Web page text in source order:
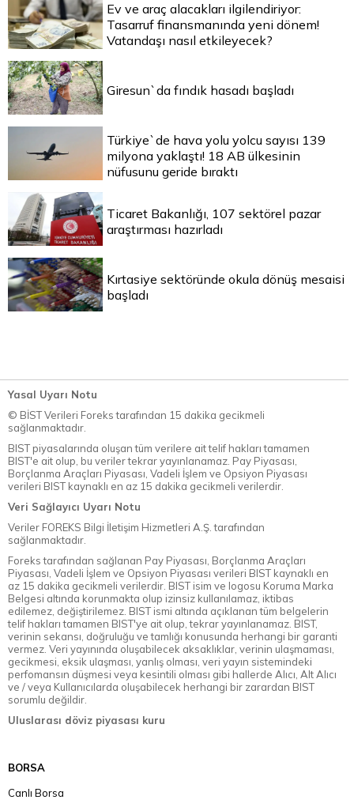
Ev ve araç alacakları ilgilendiriyor:
Tasarruf finansmanında yeni dönem!
Vatandaşı nasıl etkileyecek?
Giresun`da fındık hasadı başladı
Türkiye`de hava yolu yolcu sayısı 139
milyona yaklaştı! 18 AB ülkesinin
nüfusunu geride bıraktı
Ticaret Bakanlığı, 107 sektörel pazar
araştırması hazırladı
Kırtasiye sektöründe okula dönüş mesaisi
başladı
Yasal Uyarı Notu
© BİST Verileri Foreks tarafından 15 dakika gecikmeli
sağlanmaktadır.
BIST piyasalarında oluşan tüm verilere ait telif hakları tamamen
BIST'e ait olup, bu veriler tekrar yayınlanamaz. Pay Piyasası,
Borçlanma Araçları Piyasası, Vadeli İşlem ve Opsiyon Piyasası
verileri BIST kaynaklı en az 15 dakika gecikmeli verilerdir.
Veri Sağlayıcı Uyarı Notu
Veriler FOREKS Bilgi İletişim Hizmetleri A.Ş. tarafından
sağlanmaktadır.
Foreks tarafından sağlanan Pay Piyasası, Borçlanma Araçları
Piyasası, Vadeli İşlem ve Opsiyon Piyasası verileri BIST kaynaklı en
az 15 dakika gecikmeli verilerdir. BIST isim ve logosu Koruma Marka
Belgesi altında korunmakta olup izinsiz kullanılamaz, iktibas
edilemez, değiştirilemez. BIST ismi altında açıklanan tüm belgelerin
telif hakları tamamen BIST'ye ait olup, tekrar yayınlanamaz. BIST,
verinin sekansı, doğruluğu ve tamlığı konusunda herhangi bir garanti
vermez. Veri yayınında oluşabilecek aksaklıklar, verinin ulaşmaması,
gecikmesi, eksik ulaşması, yanlış olması, veri yayın sistemindeki
perfomansın düşmesi veya kesintili olması gibi hallerde Alıcı, Alt Alıcı
ve / veya Kullanıcılarda oluşabilecek herhangi bir zarardan BIST
sorumlu değildir.
Uluslarası döviz piyasası kuru
BORSA
Canlı Borsa